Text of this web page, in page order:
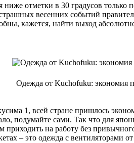
ниже отметки в 30 градусов
весенних событий
кажется, найти выход
Одежда от Kuchofuku: экономия
1, всей стране пришлось
подумайте сами. Так что для
на работу без
– это одежда с вентиляторами